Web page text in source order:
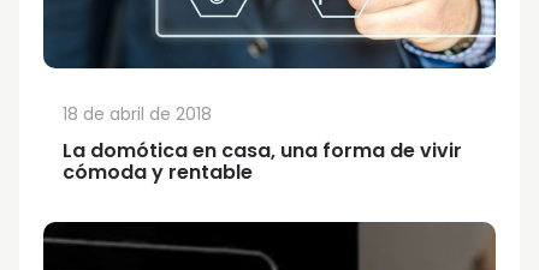
La domótica en casa, una forma de vivir
cómoda y rentable
18 de abril de 2018